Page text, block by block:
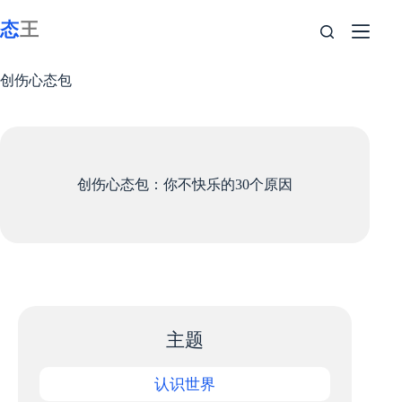
至
创伤心态包
创伤心态包：你不快乐的30个原因
主题
认识世界